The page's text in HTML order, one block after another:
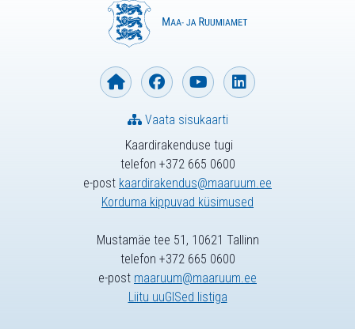
Kaardirakenduse tugi
telefon +372 665 0600
e-post kaardirakendus@maaruum.ee
Korduma kippuvad küsimused
Vaata sisukaarti
Mustamäe tee 51, 10621 Tallinn
telefon +372 665 0600
e-post maaruum@maaruum.ee
Liitu uuGISed listiga